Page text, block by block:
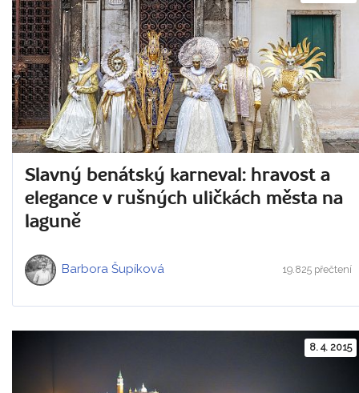
Slavný benátský karneval: hravost a
elegance v rušných uličkách města na
laguně
Barbora Šupíková 19.825 přečtení
8. 4. 2015